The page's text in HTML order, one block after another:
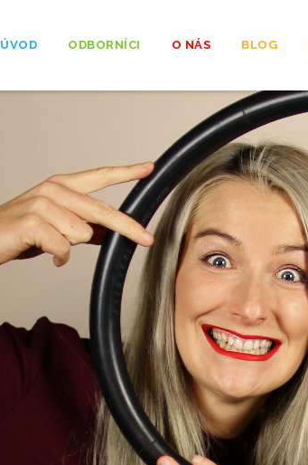
ÚVOD ODBORNÍCI O NÁS BLOG